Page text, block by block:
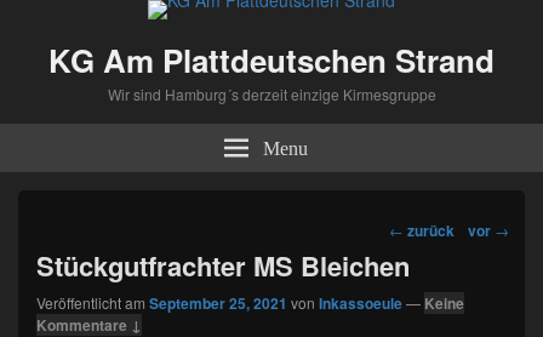
KG Am Plattdeutschen Strand
Wir sind Hamburg´s derzeit einzige Kirmesgruppe
Menu
Beitragsnavigation
← zurück vor →
Stückgutfrachter MS Bleichen
Veröffentlicht am September 25, 2021 von Inkassoeule— Keine
Kommentare ↓